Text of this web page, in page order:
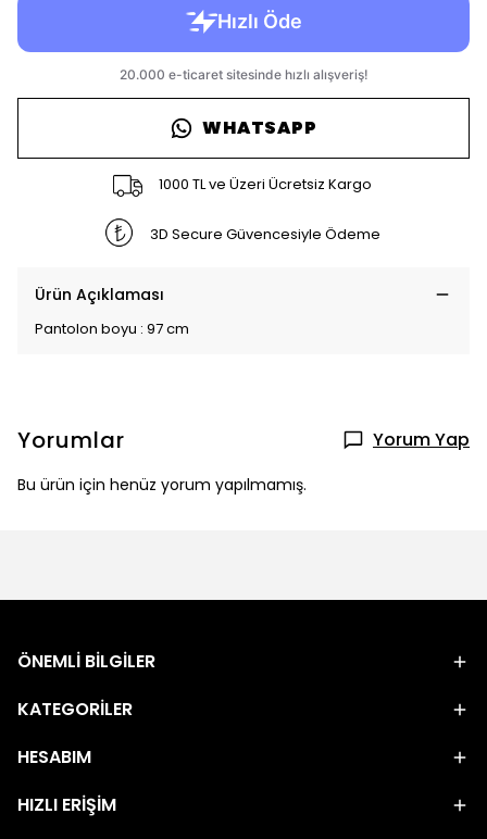
WHATSAPP
1000 TL ve Üzeri Ücretsiz Kargo
3D Secure Güvencesiyle Ödeme
Ürün Açıklaması
Pantolon boyu : 97 cm
Yorumlar Yorum Yap
Bu ürün için henüz yorum yapılmamış.
ÖNEMLİ BİLGİLER
KATEGORİLER
HESABIM
HIZLI ERİŞİM